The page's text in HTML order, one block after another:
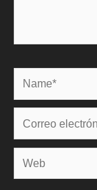
Name*
Correo
electrónico*
Web